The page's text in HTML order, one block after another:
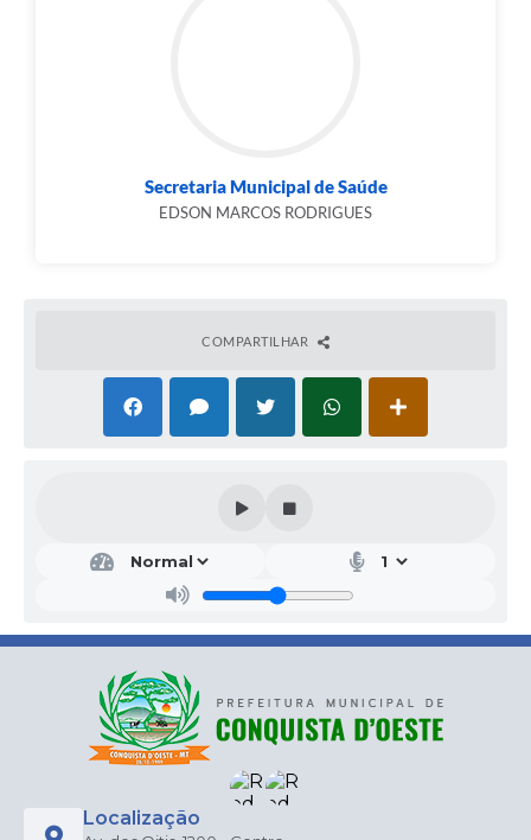
Secretaria Municipal de Saúde
EDSON MARCOS RODRIGUES
COMPARTILHAR
Localização